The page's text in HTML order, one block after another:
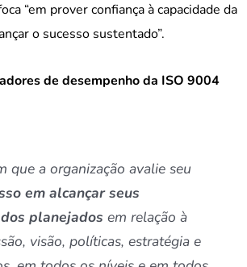
“em prover confiança à capacidade da
o sucesso sustentado”.
de desempenho da ISO 9004
que a organização avalie seu
em alcançar seus
planejados em relação à
visão, políticas, estratégia e